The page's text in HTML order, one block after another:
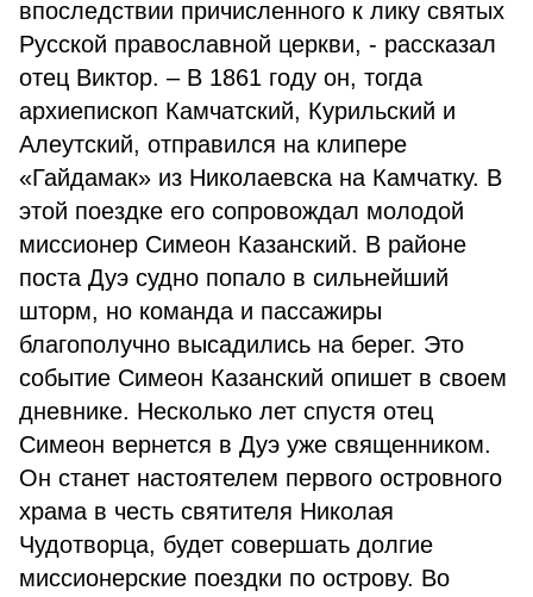
впоследствии причисленного к лику святых
Русской православной церкви, - рассказал
отец Виктор. – В 1861 году он, тогда
архиепископ Камчатский, Курильский и
Алеутский, отправился на клипере
«Гайдамак» из Николаевска на Камчатку. В
этой поездке его сопровождал молодой
миссионер Симеон Казанский. В районе
поста Дуэ судно попало в сильнейший
шторм, но команда и пассажиры
благополучно высадились на берег. Это
событие Симеон Казанский опишет в своем
дневнике. Несколько лет спустя отец
Симеон вернется в Дуэ уже священником.
Он станет настоятелем первого островного
храма в честь святителя Николая
Чудотворца, будет совершать долгие
миссионерские поездки по острову. Во